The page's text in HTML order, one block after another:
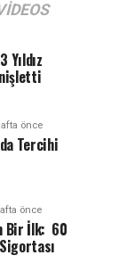
Yıldız
önce
Tercihi
önce
Bir İlk: 60